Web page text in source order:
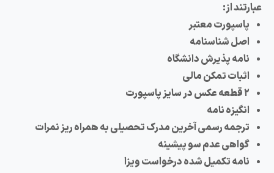
از:
پاسپورت معتبر
اصل شناسنامه
نامه پذیرش دانشگاه
اثبات تمکن مالی
انگیزه‌ نامه
ترجمه رسمی آخرین مدرک تحصیلی به همراه ریز نمرات
گواهی عدم سو پیشینه
نامه تکمیل شده درخواست ویزا